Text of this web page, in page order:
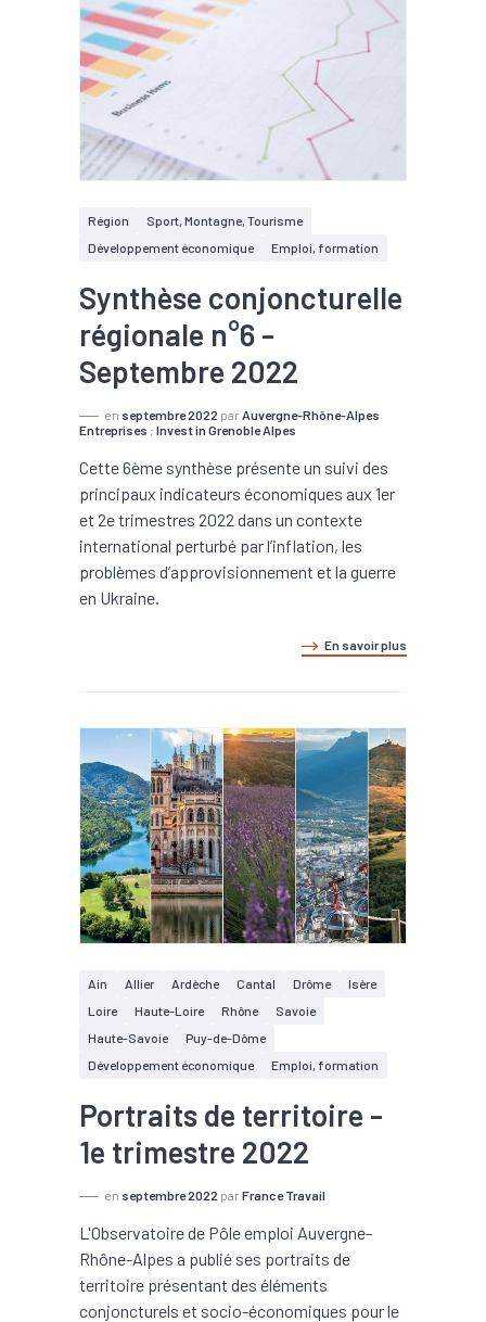
Région
Sport, Montagne, Tourisme
Développement économique
Emploi, formation
Synthèse conjoncturelle
régionale n°6 -
Septembre 2022
en septembre 2022 par Auvergne-Rhône-Alpes
Entreprises ; Invest in Grenoble Alpes
Cette 6ème synthèse présente un suivi des
principaux indicateurs économiques aux 1er
et 2e trimestres 2022 dans un contexte
international perturbé par l’inflation, les
problèmes d’approvisionnement et la guerre
en Ukraine.
En savoir plus
Ain Allier Ardèche Cantal Drôme
Isère
Loire
Haute-Loire Rhône
Savoie
Haute-Savoie
Puy-de-Dôme
Développement économique
Emploi, formation
Portraits de territoire -
1e trimestre 2022
en septembre 2022 par France Travail
L'Observatoire de Pôle emploi Auvergne-
Rhône-Alpes a publié ses portraits de
territoire présentant des éléments
conjoncturels et socio-économiques pour le